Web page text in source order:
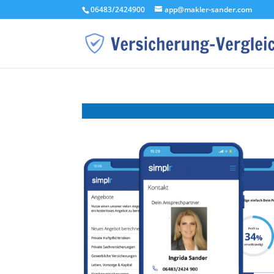
06483/2424900 app@makler-sander.com